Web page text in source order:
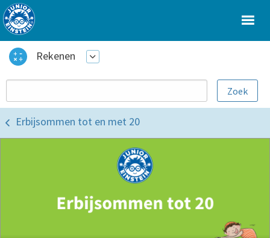
Rekenen
Erbijsommen tot en met 20